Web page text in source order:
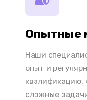
Опытные
Наши
опыт и
квалификацию,
сложные